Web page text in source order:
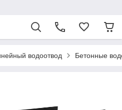
водоотвод Бетонные